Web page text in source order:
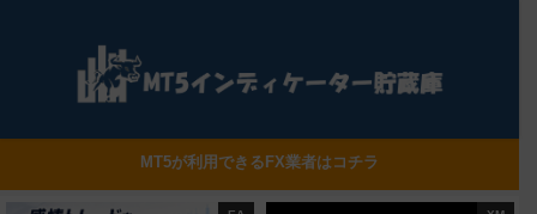
MT5が利用できるFX業者はコチラ